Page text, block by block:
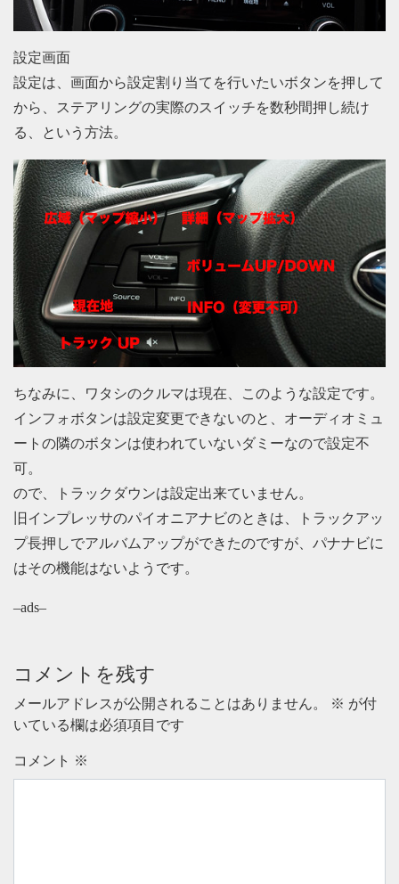
設定画面
設定は、画面から設定割り当てを行いたいボタンを押して
から、ステアリングの実際のスイッチを数秒間押し続け
る、という方法。
ちなみに、ワタシのクルマは現在、このような設定です。
インフォボタンは設定変更できないのと、オーディオミュ
ートの隣のボタンは使われていないダミーなので設定不
可。
ので、トラックダウンは設定出来ていません。
旧インプレッサのパイオニアナビのときは、トラックアッ
プ長押しでアルバムアップができたのですが、パナナビに
はその機能はないようです。
–ads–
コメントを残す
メールアドレスが公開されることはありません。 ※ が付
いている欄は必須項目です
コメント ※